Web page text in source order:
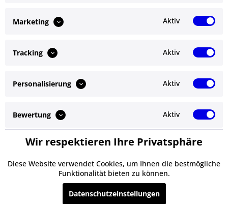
Kunden haben sich ebenfalls angesehen
Service Hotline
Shop Service
Informationen
* Alle Preise inkl. gesetzl. Mehrwertsteuer zzgl.Versandkosten
Nachnahmegebühren, wenn nicht anders beschrieben
Marketing Aktiv
Tracking Aktiv
Personalisierung Aktiv
Bewertung Aktiv
Service Aktiv
Wir respektieren Ihre Privatsphäre
Diese Website verwendet Cookies, um Ihnen die bestmögliche
Funktionalität bieten zu können.
Datenschutzeinstellungen